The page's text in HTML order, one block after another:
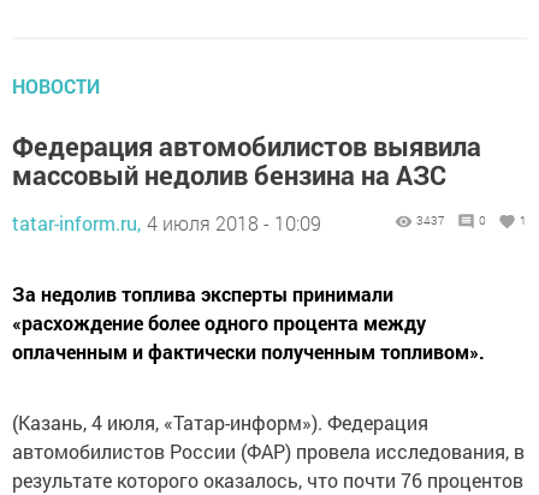
НОВОСТИ
Федерация автомобилистов выявила
массовый недолив бензина на АЗС
tatar-inform.ru, 4 июля 2018 - 10:09 3437 0 1
За недолив топлива эксперты принимали
«расхождение более одного процента между
оплаченным и фактически полученным топливом».
(Казань, 4 июля, «Татар-информ»). Федерация
автомобилистов России (ФАР) провела исследования, в
результате которого оказалось, что почти 76 процентов